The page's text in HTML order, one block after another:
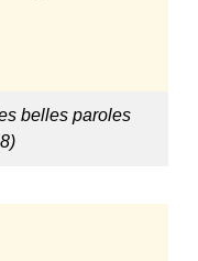
belles paroles